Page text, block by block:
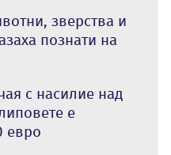
зверства и
познати на
с насилие над
е
евро